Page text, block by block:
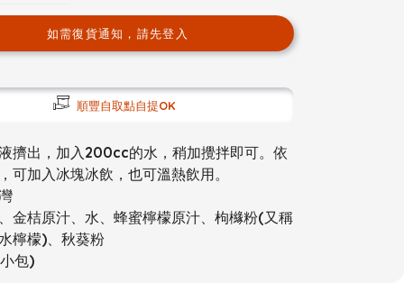
如需復貨通知，請先登入
順豐自取點自提OK
擠出，加入200cc的水，稍加攪拌即可。依
可加入冰塊冰飲，也可溫熱飲用。
金桔原汁、水、蜂蜜檸檬原汁、枸櫞粉(又稱
檸檬)、秋葵粉
包)